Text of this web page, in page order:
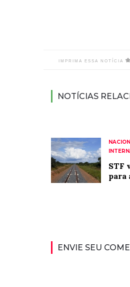
IMPRIMA ESSA NOTÍCIA
NOTÍCIAS
STF
para
ENVIE SEU